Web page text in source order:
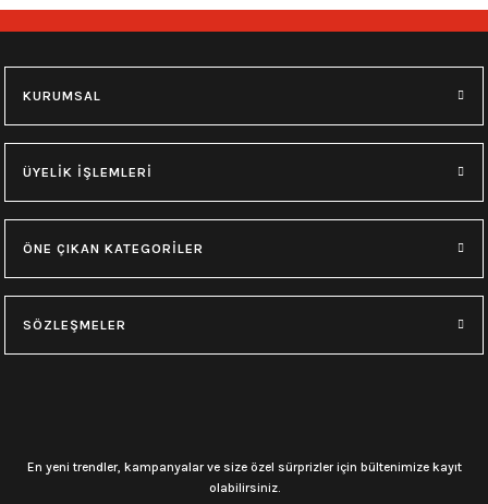
150,00₺ 150,00₺
0.0 Puan - 0 Yorum
Gül ve Göz Detaylı Kırmızı Gotik Kalp Küpe
0.0 Puan - 0 Yorum
Haç Detaylı Kırmızı Kalp Küpe
0.0 Puan - 0 Yorum
KURUMSAL
ÜYELİK İŞLEMLERİ
ÖNE ÇIKAN KATEGORİLER
SÖZLEŞMELER
En yeni trendler, kampanyalar ve size özel sürprizler için bültenimize kayıt
olabilirsiniz.